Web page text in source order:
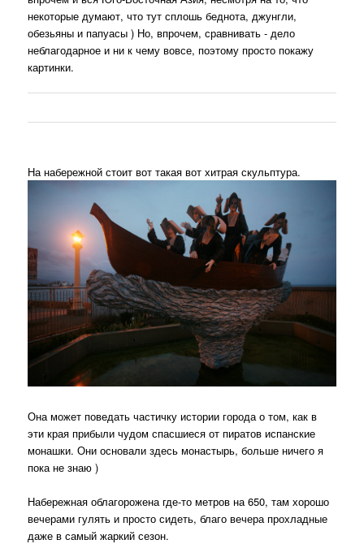
некоторые думают, что тут сплошь беднота, джунгли,
обезьяны и папуасы ) Но, впрочем, сравнивать - дело
неблагодарное и ни к чему вовсе, поэтому просто покажу
картинки.
На набережной стоит вот такая вот хитрая скульптура.
Она может поведать частичку истории города о том, как в
эти края прибыли чудом спасшиеся от пиратов испанские
монашки. Они основали здесь монастырь, больше ничего я
пока не знаю )
Набережная облагорожена где-то метров на 650, там хорошо
вечерами гулять и просто сидеть, благо вечера прохладные
даже в самый жаркий сезон.